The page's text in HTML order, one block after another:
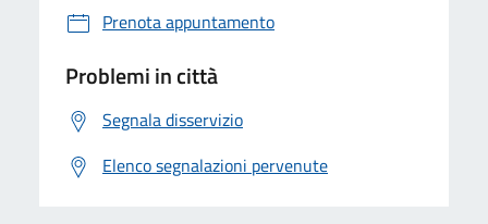
Prenota appuntamento
Problemi in città
Segnala disservizio
Elenco segnalazioni pervenute